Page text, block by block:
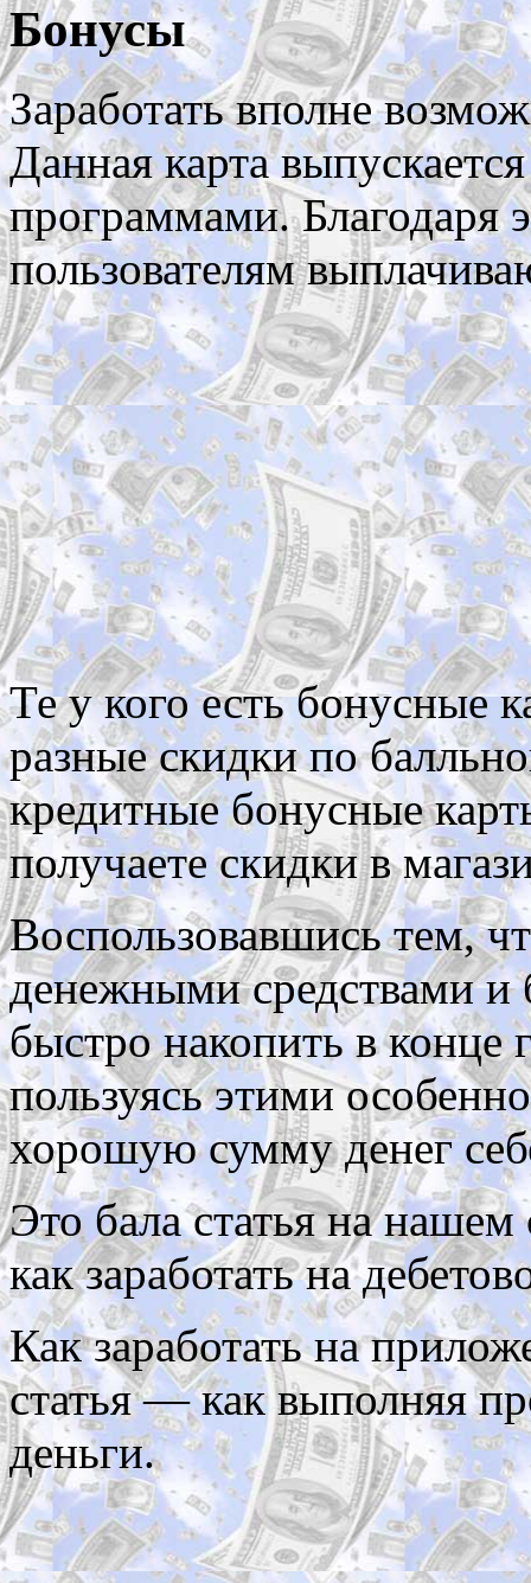
Бонусы
Заработать вполне
Данная карта
программами. Благодаря
пользователям
Те у кого есть бонусные
разные скидки по
кредитные бонусные
получаете скидки в
Воспользовавшись тем,
денежными средствами
быстро накопить в
пользуясь этими
хорошую сумму денег
Это бала статья на
как заработать на
Как заработать на
статья — как выполняя
деньги.